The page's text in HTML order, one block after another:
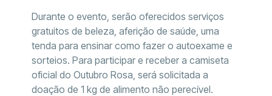
Durante o evento, serão oferecidos serviços
gratuitos de beleza, aferição de saúde, uma
tenda para ensinar como fazer o autoexame e
sorteios. Para participar e receber a camiseta
oficial do Outubro Rosa, será solicitada a
doação de 1 kg de alimento não perecível.